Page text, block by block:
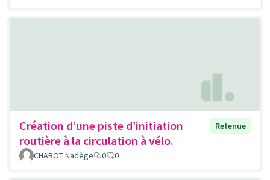
Création d’une piste d’initiation
routière à la circulation à vélo.
Retenue
CHABOT Nadège 0 0